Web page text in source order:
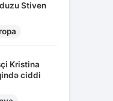
Stiven
Kristina
ciddi